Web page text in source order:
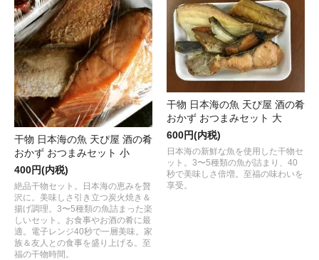
干物 日本海の魚 天ぴ屋 酒の肴
おかず おつまみセット 小
400円(内税)
絶品干物セット。日本海の恵みを贅
沢に。美味しさ引き立つ炭火焼き＆
揚げ調理。3〜5種類の魚詰まった楽
しいセット。お食事やお酒の肴に最
適。電子レンジ40秒で一層美味。家
族＆友人との食事を盛り上げる。至
福の干物時間。
干物 日本海の魚 天ぴ屋 酒の肴
おかず おつまみセット 大
600円(内税)
日本海の新鮮な魚を使用した干物セ
ット。3〜5種類の魚が詰まり、40
秒で美味しさ倍増。至福の味わいを
享受。